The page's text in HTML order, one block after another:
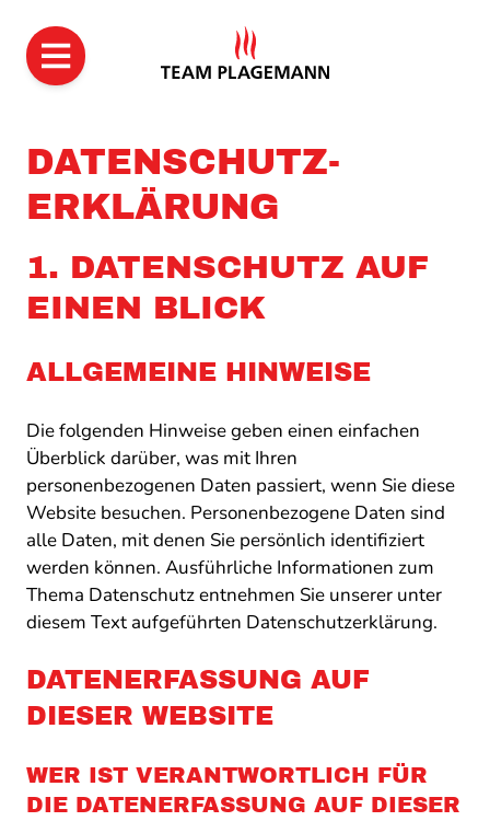
ZUM
INHALT
SPRINGEN
DATENSCHUTZ­
ERKLÄRUNG
1. DATENSCHUTZ AUF
EINEN BLICK
ALLGEMEINE HINWEISE
Die folgenden Hinweise geben einen einfachen
Überblick darüber, was mit Ihren
personenbezogenen Daten passiert, wenn Sie diese
Website besuchen. Personenbezogene Daten sind
alle Daten, mit denen Sie persönlich identifiziert
werden können. Ausführliche Informationen zum
Thema Datenschutz entnehmen Sie unserer unter
diesem Text aufgeführten Datenschutzerklärung.
DATENERFASSUNG AUF
DIESER WEBSITE
WER IST VERANTWORTLICH FÜR
DIE DATENERFASSUNG AUF DIESER